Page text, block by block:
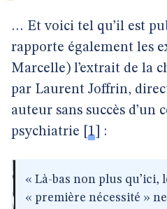
… Et voici tel qu’il est
rapporte également les
Marcelle) l’extrait de la
par Laurent Joffrin,
auteur sans succès d’un
psychiatrie
1 :
« Là-bas non plus qu’ici,
« première nécessité »